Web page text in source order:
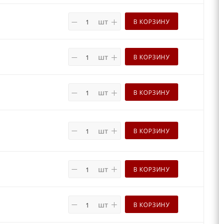
шт В КОРЗИНУ
шт В КОРЗИНУ
шт В КОРЗИНУ
шт В КОРЗИНУ
шт В КОРЗИНУ
шт В КОРЗИНУ